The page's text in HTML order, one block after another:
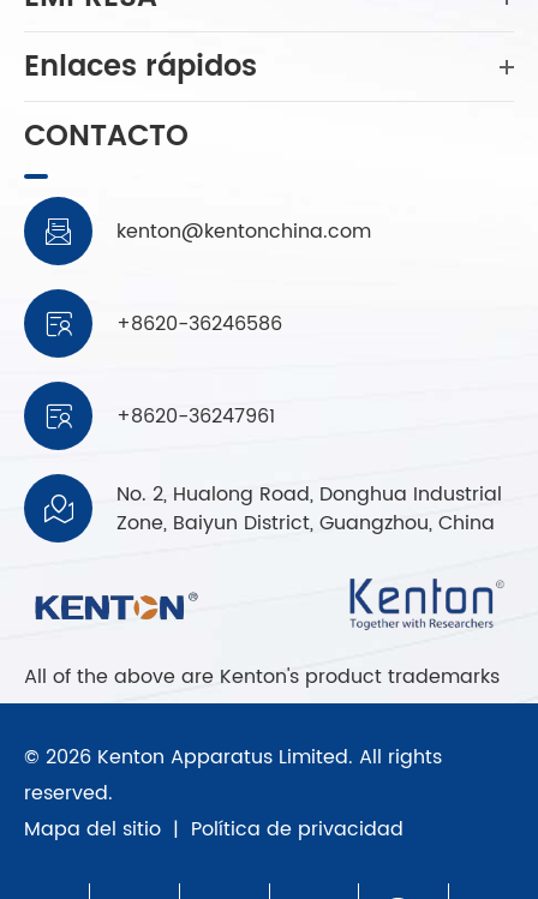
Enlaces rápidos
CONTACTO
 kenton@kentonchina.com
 +8620-36246586
 +8620-36247961

No. 2, Hualong Road, Donghua Industrial
Zone, Baiyun District, Guangzhou, China
All of the above are Kenton's product trademarks
© 2026 Kenton Apparatus Limited. All rights
reserved.
Mapa del sitio | Política de privacidad